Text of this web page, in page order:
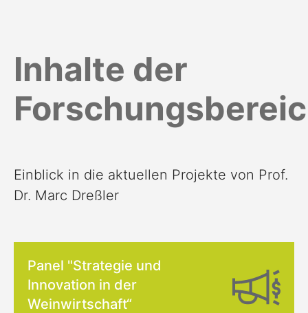
Inhalte der
Einblick in die aktuellen Projekte von Prof.
Dr. Marc Dreßler
Panel "Strategie und
Innovation in der
Weinwirtschaft“